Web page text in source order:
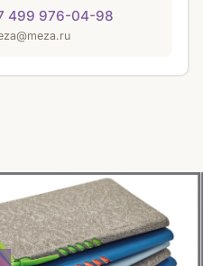
499 976-04-98